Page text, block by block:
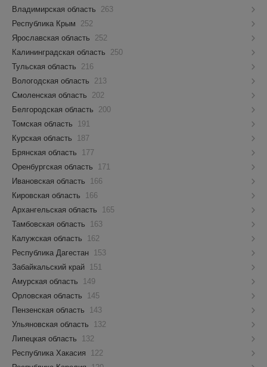
Владимирская область
263
Республика Крым
252
Ярославская область
252
Калининградская область
250
Тульская область
216
Вологодская область
213
Смоленская область
202
Белгородская область
200
Томская область
191
Курская область
187
Брянская область
177
Оренбургская область
171
Ивановская область
166
Кировская область
166
Архангельская область
165
Тамбовская область
163
Калужская область
162
Республика Дагестан 153
Забайкальский край 151
Амурская область
149
Орловская область
145
Пензенская область
143
Ульяновская область
132
Липецкая область
132
Республика Хакасия
122